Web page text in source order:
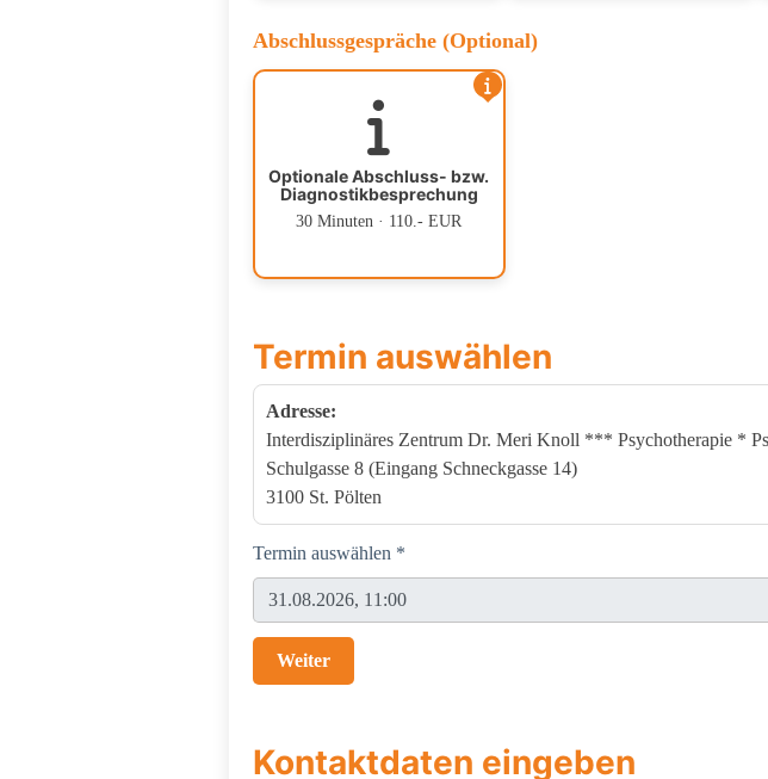
Abschlussgespräche (Optional)
Optionale Abschluss- bzw.
Diagnostikbesprechung
30 Minuten · 110.- EUR
Termin auswählen
Adresse:
Interdisziplinäres Zentrum Dr. Meri Knoll *** Psychotherapie *
Schulgasse 8 (Eingang Schneckgasse 14)
3100 St. Pölten
Termin auswählen *
Weiter
Kontaktdaten eingeben